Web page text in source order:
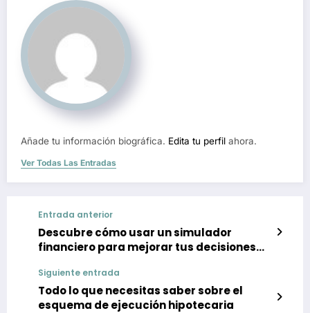
Añade tu información biográfica. Edita tu perfil ahora.
Ver Todas Las Entradas
Entrada anterior
Descubre cómo usar un simulador
financiero para mejorar tus decisiones
Siguiente entrada
Todo lo que necesitas saber sobre el
esquema de ejecución hipotecaria